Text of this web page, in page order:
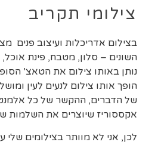
צילומי תקריב
בצילום אדריכלות ועיצוב פנים
השונים – סלון, מטבח, פינת
נותן באותו צילום את הטאצ’
הופך אותו צילום לנעים לעין
של הדברים, ההקשר של כל
אקססוריז שיוצרים את השלמות
לכן, אני לא מוותר בצילומים שלי